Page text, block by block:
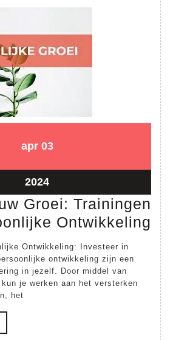
apr03
2024
0303
202403
april
Groei: Trainingen
Ontwikkeling
Ontwikkeling: Investeer in
ontwikkeling zijn een
in jezelf. Door middel van
je werken aan het versterken
het